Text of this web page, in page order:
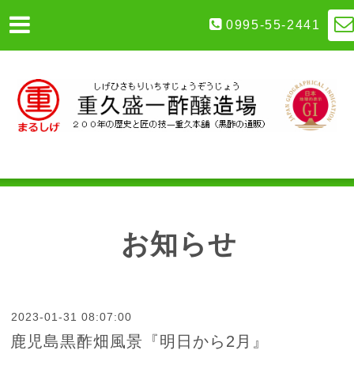
0995-55-2441
お知らせ
2023-01-31 08:07:00
鹿児島黒酢畑風景『明日から2月』